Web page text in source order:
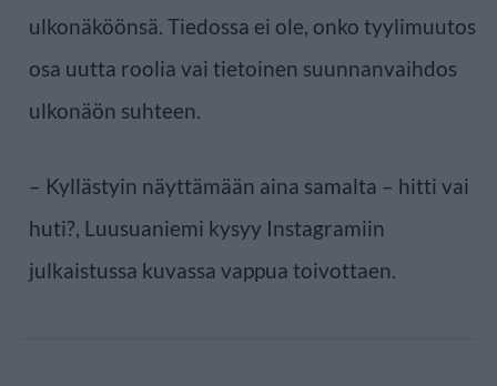
ulkonäköönsä. Tiedossa ei ole, onko tyylimuutos
osa uutta roolia vai tietoinen suunnanvaihdos
ulkonäön suhteen.
– Kyllästyin näyttämään aina samalta – hitti vai
huti?, Luusuaniemi kysyy Instagramiin
julkaistussa kuvassa vappua toivottaen.